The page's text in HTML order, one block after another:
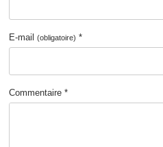
E-mail(obligatoire) *
Commentaire *